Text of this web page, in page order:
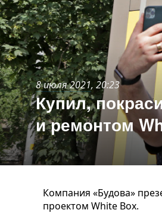
8 июля 2021, 20:23
Купил,
и ремонтом
Компания «Будова»
проектом White Box.